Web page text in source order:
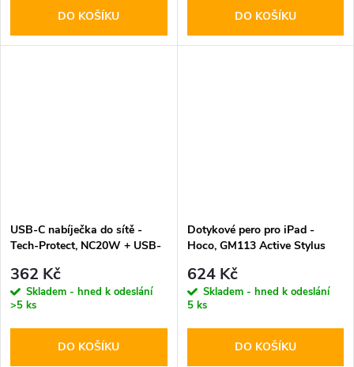
DO KOŠÍKU DO KOŠÍKU
USB-C nabíječka do sítě -
Tech-Protect, NC20W + USB-
362 Kč
Skladem - hned k odeslání
>5 ks
DO KOŠÍKU
Dotykové pero pro iPad -
Hoco, GM113 Active Stylus
624 Kč
Skladem - hned k odeslání
5 ks
DO KOŠÍKU